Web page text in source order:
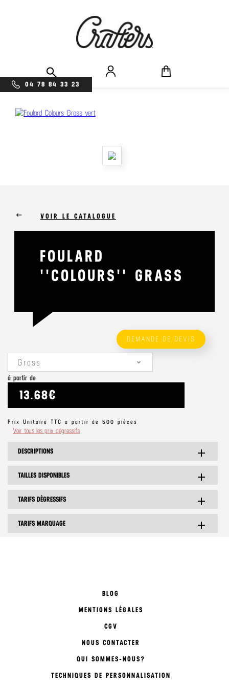
04 78 84 33 23
keyboard_backspace VOIR LE CATALOGUE
FOULARD
''COLOURS'' GRASS
DEMANDE DE DEVIS
Grass
à partir de
13.68€
Prix Unitaire TTC a partir de 500 pièces
Voir tous les prix dégressifs
DESCRIPTIONS add
TAILLES DISPONIBLES add
TARIFS DÉGRESSIFS add
TARIFS MARQUAGE add
BLOG
MENTIONS LÉGALES
CGV
NOUS CONTACTER
QUI SOMMES-NOUS?
TECHNIQUES DE PERSONNALISATION